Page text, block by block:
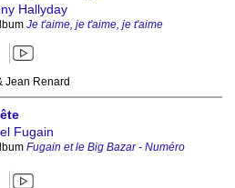
Hallyday
Je t'aime, je t'aime, je t'aime
Jean Renard
Fugain
Fugain et le Big Bazar - Numéro